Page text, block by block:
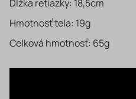
Dĺžka retiazky: 18,5cm
Hmotnosť tela: 19g
Celková hmotnosť: 65g